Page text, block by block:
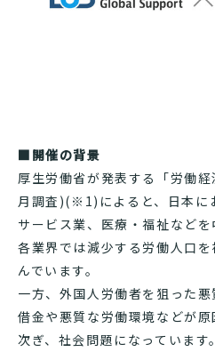
■開催の背景
厚生労働省が発表する「労働
月調査)(※1)によると、日本に
サービス業、医療・福祉などを
各業界では減少する労働人口
んでいます。
一方、外国人労働者を狙った
借金や悪質な労働環境などが
次ぎ、社会問題になっていま